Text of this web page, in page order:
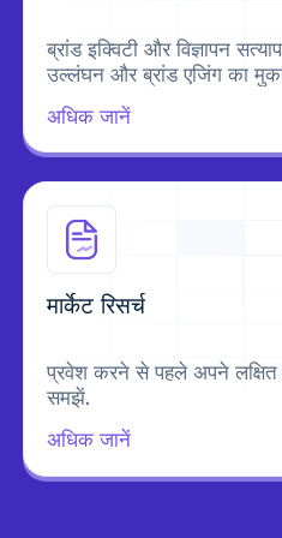
ब्रांड इक्विटी और विज्ञापन
उल्लंघन और ब्रांड एजिंग का
अधिक जानें
मार्केट रिसर्च
प्रवेश करने से पहले अपने लक्षित
समझें.
अधिक जानें